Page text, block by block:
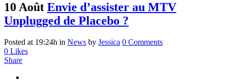
10 Août Envie d’assister au MTV
Unplugged de Placebo ?
Posted at 19:24h in News by Jessica 0 Comments
0 Likes
Share